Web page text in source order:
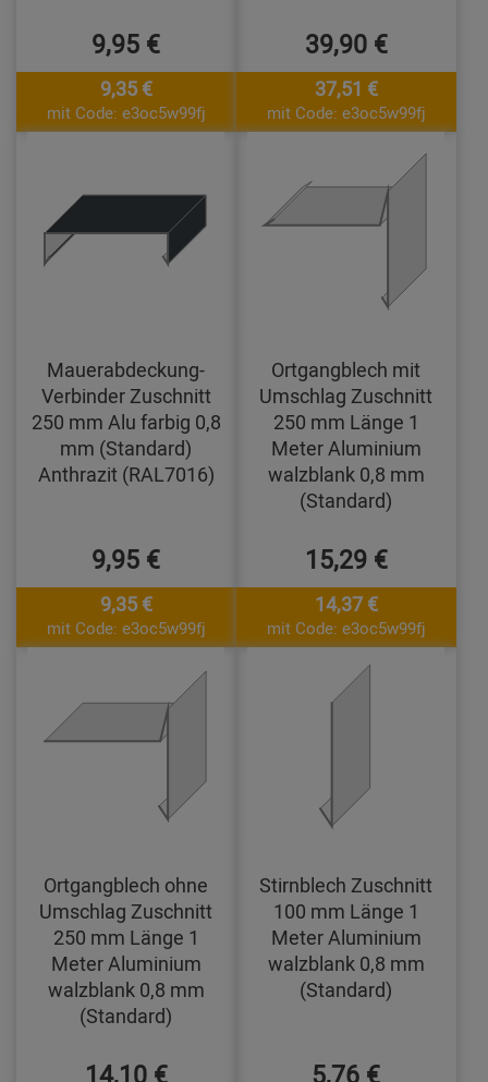
9,95 €
9,35 €
mit Code: e3oc5w99fj
39,90 €
37,51 €
mit Code: e3oc5w99fj
Mauerabdeckung-
Verbinder Zuschnitt
250 mm Alu farbig 0,8
mm (Standard)
Anthrazit (RAL7016)
9,95 €
9,35 €
mit Code: e3oc5w99fj
Ortgangblech mit
Umschlag Zuschnitt
250 mm Länge 1
Meter Aluminium
walzblank 0,8 mm
(Standard)
15,29 €
14,37 €
mit Code: e3oc5w99fj
Ortgangblech ohne
Umschlag Zuschnitt
250 mm Länge 1
Meter Aluminium
walzblank 0,8 mm
(Standard)
14,10 €
Stirnblech Zuschnitt
100 mm Länge 1
Meter Aluminium
walzblank 0,8 mm
(Standard)
5,76 €